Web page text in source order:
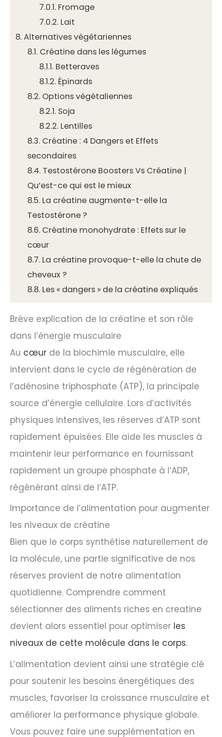
7.0.1. Fromage
7.0.2. Lait
8.Alternatives végétariennes
8.1. Créatine dans les légumes
8.1.1. Betteraves
8.1.2. Épinards
8.2. Options végétaliennes
8.2.1. Soja
8.2.2. Lentilles
8.3. Créatine : 4 Dangers et Effets
secondaires
8.4. Testostérone Boosters Vs Créatine |
Qu’est-ce qui est le mieux
8.5. La créatine augmente-t-elle la
Testostérone ?
8.6. Créatine monohydrate : Effets sur le
cœur
8.7. La créatine provoque-t-elle la chute de
cheveux ?
8.8. Les « dangers » de la créatine expliqués
Brève explication de la créatine et son rôle
dans l’énergie musculaire
Au cœur de la biochimie musculaire, elle
intervient dans le cycle de régénération de
l’adénosine triphosphate (ATP), la principale
source d’énergie cellulaire. Lors d’activités
physiques intensives, les réserves d’ATP sont
rapidement épuisées. Elle aide les muscles à
maintenir leur performance en fournissant
rapidement un groupe phosphate à l’ADP,
régénérant ainsi de l’ATP.
Importance de l’alimentation pour augmenter
les niveaux de créatine
Bien que le corps synthétise naturellement de
la molécule, une partie significative de nos
réserves provient de notre alimentation
quotidienne. Comprendre comment
sélectionner des aliments riches en creatine
devient alors essentiel pour optimiser les
niveaux de cette molécule dans le corps.
L’alimentation devient ainsi une stratégie clé
pour soutenir les besoins énergétiques des
muscles, favoriser la croissance musculaire et
améliorer la performance physique globale.
Vous pouvez faire une supplémentation en